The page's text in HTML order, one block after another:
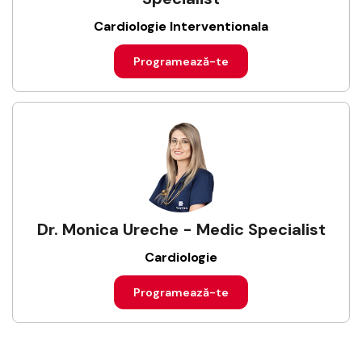
Cardiologie Interventionala
Programează-te
Dr. Monica Ureche - Medic Specialist
Cardiologie
Programează-te